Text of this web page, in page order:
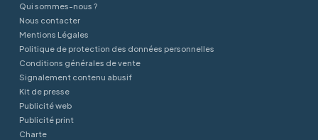
Qui sommes-nous ?
Nous contacter
Mentions Légales
Politique de protection des données personnelles
Conditions générales de vente
Signalement contenu abusif
Kit de presse
Publicité web
Publicité print
Charte